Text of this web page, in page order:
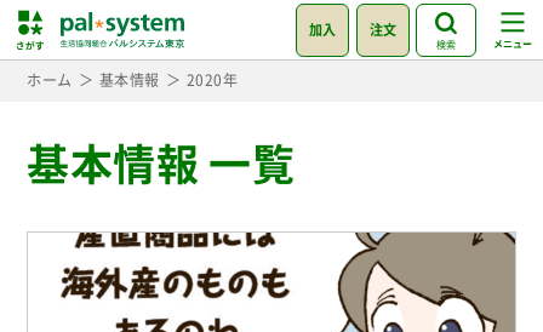
加入 注文
検索
ホーム 基本情報 2020年
基本情報 一覧